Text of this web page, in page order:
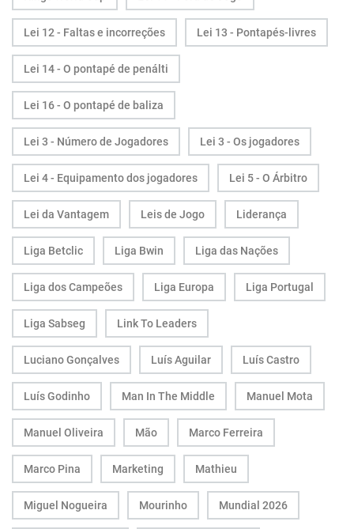
Lei 12 - Faltas e incorreções Lei 13 - Pontapés-livres
Lei 14 - O pontapé de penálti
Lei 16 - O pontapé de baliza
Lei 3 - Número de Jogadores Lei 3 - Os jogadores
Lei 4 - Equipamento dos jogadores Lei 5 - O Árbitro
Lei da Vantagem Leis de Jogo Liderança
Liga Betclic Liga Bwin Liga das Nações
Liga dos Campeões Liga Europa Liga Portugal
Liga Sabseg Link To Leaders
Luciano Gonçalves Luís Aguilar Luís Castro
Luís Godinho Man In The Middle Manuel Mota
Manuel Oliveira Mão Marco Ferreira
Marco Pina Marketing Mathieu
Miguel Nogueira Mourinho Mundial 2026